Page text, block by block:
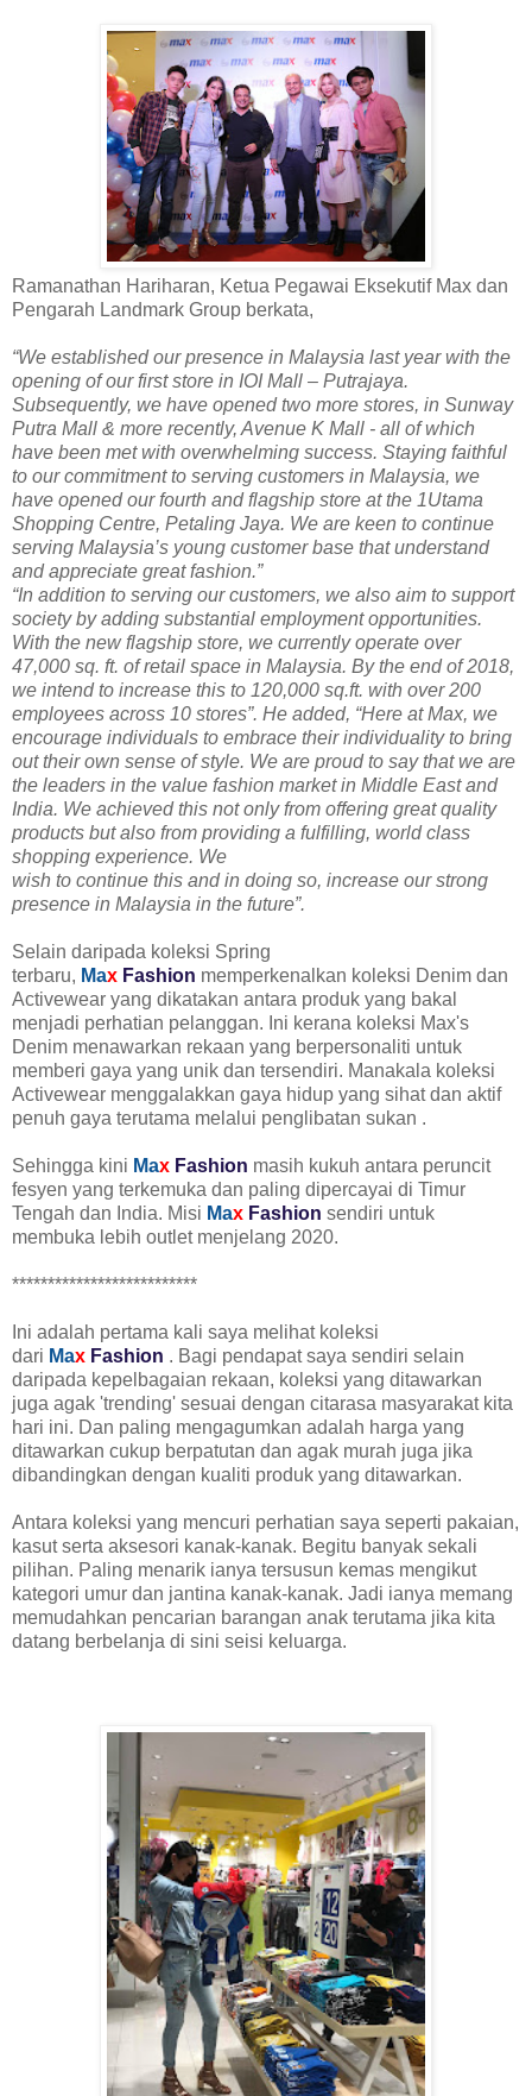
Ramanathan Hariharan, Ketua Pegawai Eksekutif Max dan
Pengarah Landmark Group berkata,
“We established our presence in Malaysia last year with the
opening of our first store in IOI Mall – Putrajaya.
Subsequently, we have opened two more stores, in Sunway
Putra Mall & more recently, Avenue K Mall - all of which
have been met with overwhelming success. Staying faithful
to our commitment to serving customers in Malaysia, we
have opened our fourth and flagship store at the 1Utama
Shopping Centre, Petaling Jaya. We are keen to continue
serving Malaysia’s young customer base that understand
and appreciate great fashion.”
“In addition to serving our customers, we also aim to support
society by adding substantial employment opportunities.
With the new flagship store, we currently operate over
47,000 sq. ft. of retail space in Malaysia. By the end of 2018,
we intend to increase this to 120,000 sq.ft. with over 200
employees across 10 stores”. He added, “Here at Max, we
encourage individuals to embrace their individuality to bring
out their own sense of style. We are proud to say that we are
the leaders in the value fashion market in Middle East and
India. We achieved this not only from offering great quality
products but also from providing a fulfilling, world class
shopping experience. We
wish to continue this and in doing so, increase our strong
presence in Malaysia in the future”.
Selain daripada koleksi Spring
terbaru, Max Fashion memperkenalkan koleksi Denim dan
Activewear yang dikatakan antara produk yang bakal
menjadi perhatian pelanggan. Ini kerana koleksi Max's
Denim menawarkan rekaan yang berpersonaliti untuk
memberi gaya yang unik dan tersendiri. Manakala koleksi
Activewear menggalakkan gaya hidup yang sihat dan aktif
penuh gaya terutama melalui penglibatan sukan .
Sehingga kini Max Fashion masih kukuh antara peruncit
fesyen yang terkemuka dan paling dipercayai di Timur
Tengah dan India. Misi Max Fashion sendiri untuk
membuka lebih outlet menjelang 2020.
**************************
Ini adalah pertama kali saya melihat koleksi
dari Max Fashion . Bagi pendapat saya sendiri selain
daripada kepelbagaian rekaan, koleksi yang ditawarkan
juga agak 'trending' sesuai dengan citarasa masyarakat kita
hari ini. Dan paling mengagumkan adalah harga yang
ditawarkan cukup berpatutan dan agak murah juga jika
dibandingkan dengan kualiti produk yang ditawarkan.
Antara koleksi yang mencuri perhatian saya seperti pakaian,
kasut serta aksesori kanak-kanak. Begitu banyak sekali
pilihan. Paling menarik ianya tersusun kemas mengikut
kategori umur dan jantina kanak-kanak. Jadi ianya memang
memudahkan pencarian barangan anak terutama jika kita
datang berbelanja di sini seisi keluarga.